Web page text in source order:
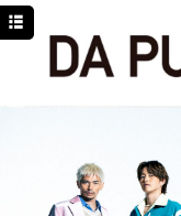
NEWS
PROFILE
MOVIE